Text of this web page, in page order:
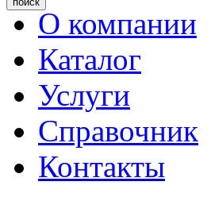
О компании
Каталог
Услуги
Справочник
Контакты